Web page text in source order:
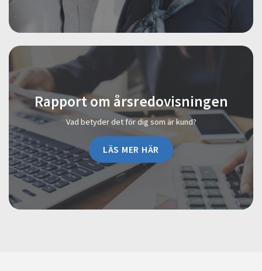
Rapport om årsredovisningen
Vad betyder det för dig som är kund?
LÄS MER HÄR